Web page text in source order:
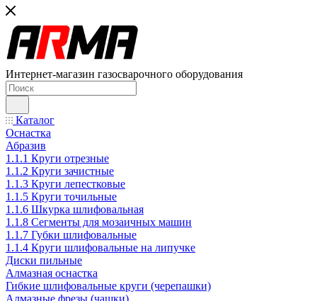
Интернет-магазин газосварочного оборудования
Каталог
Оснастка
Абразив
1.1.1 Круги отрезные
1.1.2 Круги зачистные
1.1.3 Круги лепестковые
1.1.5 Круги точильные
1.1.6 Шкурка шлифовальная
1.1.8 Сегменты для мозаичных машин
1.1.7 Губки шлифовальные
1.1.4 Круги шлифовальные на липучке
Диски пильные
Алмазная оснастка
Гибкие шлифовальные круги (черепашки)
Алмазные фрезы (чашки)